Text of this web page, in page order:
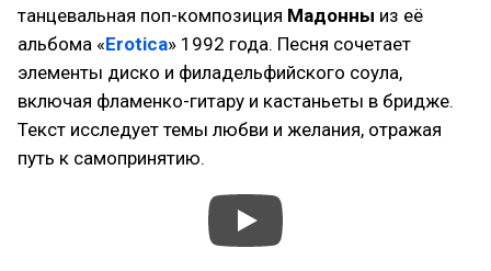
танцевальная поп-композиция Мадонны из её
альбома «Erotica» 1992 года. Песня сочетает
элементы диско и филадельфийского соула,
включая фламенко-гитару и кастаньеты в бридже.
Текст исследует темы любви и желания, отражая
путь к самопринятию.